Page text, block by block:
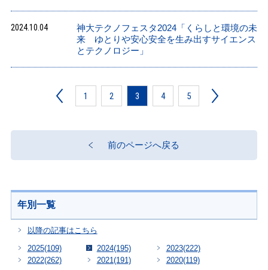
2024.10.04
神大テクノフェスタ2024「くらしと環境の未
来 ゆとりや安心安全を生み出すサイエンス
とテクノロジー」
1 2 3 4 5
前のページへ戻る
年別一覧
以降の記事はこちら
2025(109) 2024(195) 2023(222)
2022(262) 2021 (191) 2020(119)